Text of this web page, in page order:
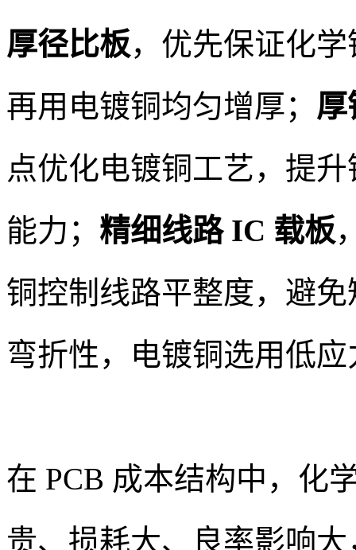
厚径比板，优先保证化
再用电镀铜均匀增厚； 厚
点优化电镀铜工艺，提
能力； 精细线路 IC 载板
铜控制线路平整度，避免
弯折性，电镀铜选用低
在 PCB 成本结构中，化
贵、损耗大、良率影响